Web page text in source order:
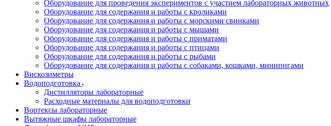
Оборудование для проведения экспериментов с участием лабораторных животных
Оборудование для содержания и работы с кроликами
Оборудование для содержания и работы с морскими свинками
Оборудование для содержания и работы с мышами
Оборудование для содержания и работы с приматами
Оборудование для содержания и работы с птицами
Оборудование для содержания и работы с рыбами
Оборудование для содержания и работы с собаками, кошками, минипигами
Вискозиметры
Водоподготовка
Дистилляторы лабораторные
Расходные материалы для водоподготовки
Вортексы лабораторные
Вытяжные шкафы лабораторные